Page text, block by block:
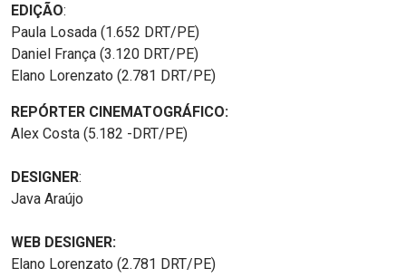
EDIÇÃO:
Paula Losada (1.652 DRT/PE)
Daniel França (3.120 DRT/PE)
Elano Lorenzato (2.781 DRT/PE)
REPÓRTER CINEMATOGRÁFICO:
Alex Costa (5.182 -DRT/PE)
DESIGNER:
Java Araújo
WEB DESIGNER:
Elano Lorenzato (2.781 DRT/PE)